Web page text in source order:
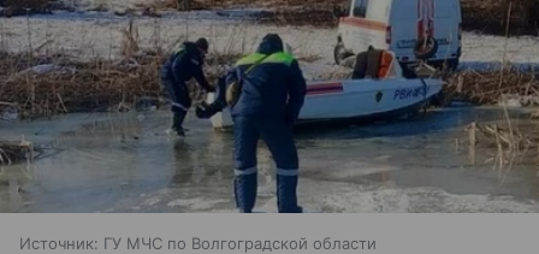
Источник: ГУ МЧС по Волгоградской области